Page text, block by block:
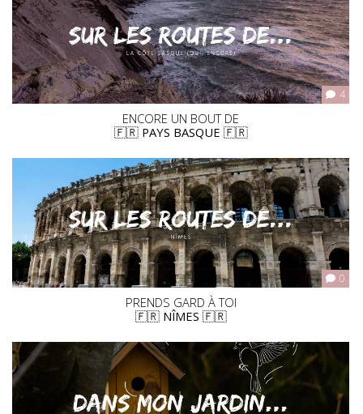
4
ENCORE UN BOUT DE
🇫🇷 PAYS BASQUE 🇫🇷
0
PRENDS GARD À TOI
🇫🇷 NÎMES 🇫🇷